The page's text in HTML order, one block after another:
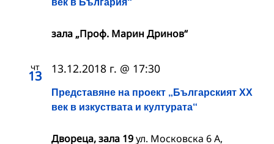
зала „Проф. Марин Дринов“
чт
13
Представяне на проект „Българският ХХ
век в изкуствата и културата“
13.12.2018 г. @ 17:30
Двореца, зала 19ул. Московска 6 А,